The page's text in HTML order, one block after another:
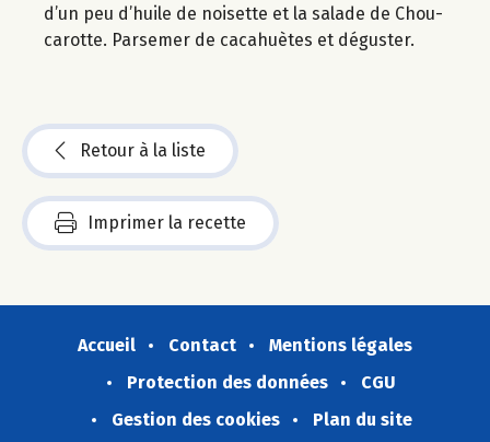
d’un peu d’huile de noisette et la salade de Chou-
carotte. Parsemer de cacahuètes et déguster.
Retour à la liste
Imprimer la recette
Accueil Contact
Mentions légales
Protection des données
CGU
Gestion des cookies
Plan du site